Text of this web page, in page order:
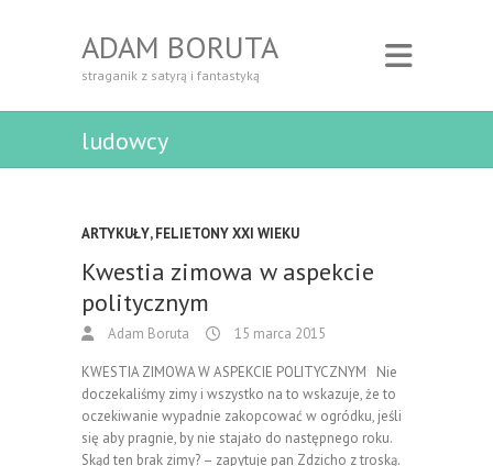
ADAM BORUTA
straganik z satyrą i fantastyką
ludowcy
ARTYKUŁY,FELIETONY XXI WIEKU
Kwestia zimowa w aspekcie
politycznym
Adam Boruta 15 marca 2015
KWESTIA ZIMOWA W ASPEKCIE POLITYCZNYM Nie
doczekaliśmy zimy i wszystko na to wskazuje, że to
oczekiwanie wypadnie zakopcować w ogródku, jeśli
się aby pragnie, by nie stajało do następnego roku.
Skąd ten brak zimy? – zapytuje pan Zdzicho z troską.